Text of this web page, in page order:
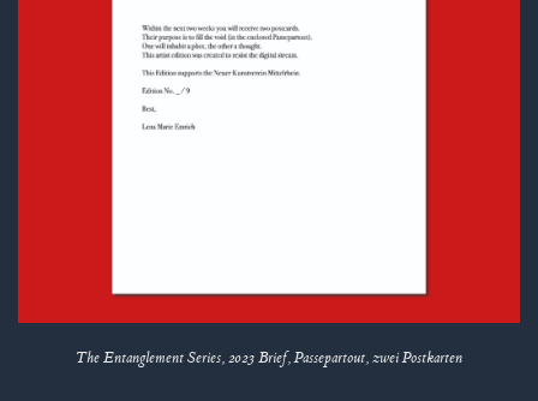
The Entanglement Series, 2023 Brief, Passepartout, zwei Postkarten